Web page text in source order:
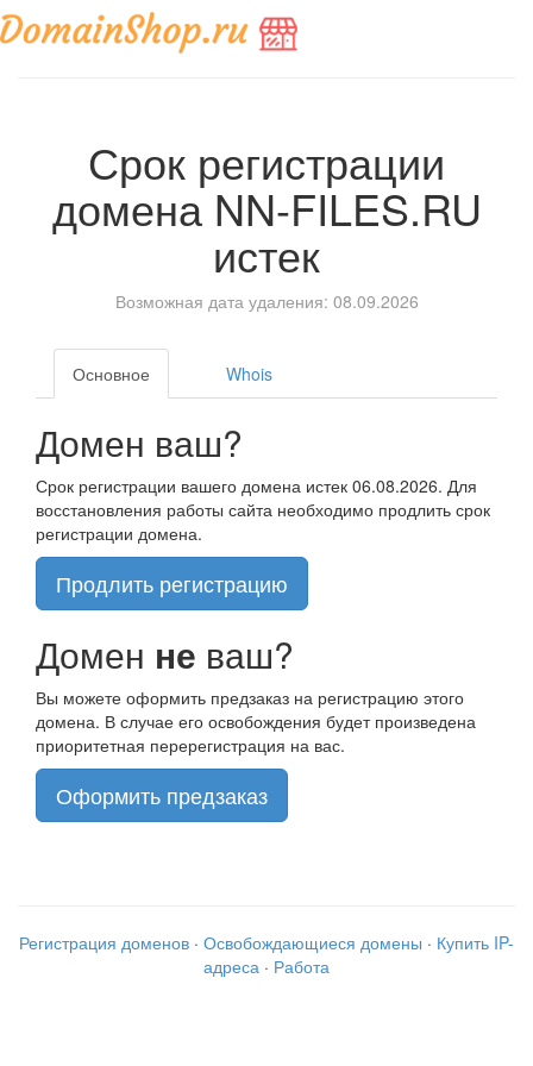
Срок регистрации
доменаNN-FILES.RU
истек
Возможная дата удаления: 08.09.2026
Основное Whois
Домен ваш?
Срок регистрации вашего домена истек 06.08.2026. Для
восстановления работы сайта необходимо продлить срок
регистрации домена.
Продлить регистрацию
Домен не ваш?
Вы можете оформить предзаказ на регистрацию этого
домена. В случае его освобождения будет произведена
приоритетная перерегистрация на вас.
Оформить предзаказ
Регистрация доменов · Освобождающиеся домены · Купить IP-
адреса · Работа